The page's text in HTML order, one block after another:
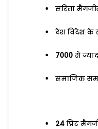
सरिता
देश विदेश के
7000 से
समाजिक
24 प्रिंट